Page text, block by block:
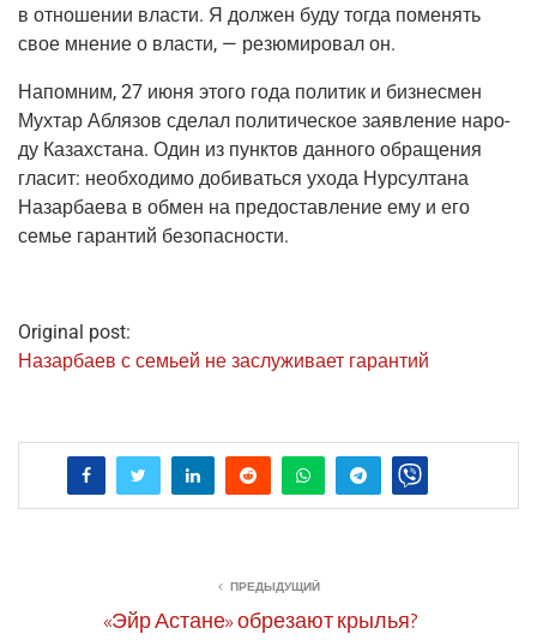
в отно­ше­нии вла­сти. Я дол­жен буду тогда поме­нять
свое мне­ние о вла­сти, — резю­ми­ро­вал он.
Напом­ним, 27 июня это­го года поли­тик и биз­нес­мен
Мух­тар Абля­зов сде­лал поли­ти­че­ское заяв­ле­ние наро­
ду Казах­ста­на. Один из пунк­тов дан­но­го обра­ще­ния
гла­сит: необ­хо­ди­мо доби­вать­ся ухо­да Нур­сул­та­на
Назар­ба­е­ва в обмен на предо­став­ле­ние ему и его
семье гаран­тий безопасности.
Original post:
Назар­ба­ев с семьей не заслу­жи­ва­ет гарантий
ПРЕДЫДУЩИЙ
«Эйр Астане» обрезают крылья?